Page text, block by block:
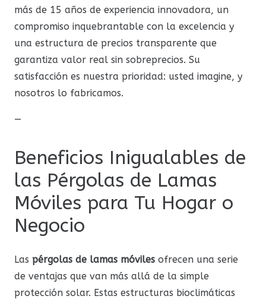
más de 15 años de experiencia innovadora, un
compromiso inquebrantable con la excelencia y
una estructura de precios transparente que
garantiza valor real sin sobreprecios. Su
satisfacción es nuestra prioridad: usted imagine, y
nosotros lo fabricamos.
—
Beneficios Inigualables de
las Pérgolas de Lamas
Móviles para Tu Hogar o
Negocio
Las pérgolas de lamas móviles ofrecen una serie
de ventajas que van más allá de la simple
protección solar. Estas estructuras bioclimáticas